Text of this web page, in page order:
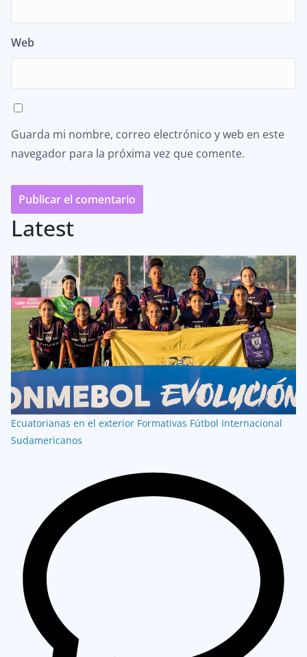
Web
Guarda mi nombre, correo electrónico y web en este
navegador para la próxima vez que comente.
Latest
Ecuatorianas en el exterior Formativas Fútbol Internacional
Sudamericanos